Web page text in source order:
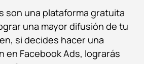
son una plataforma gratuita
una mayor difusión de tu
si decides hacer una
en Facebook Ads, lograrás